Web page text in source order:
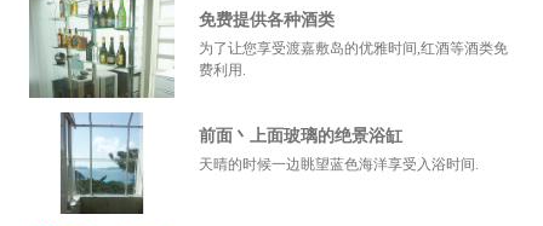
免费提供各种酒类
为了让您享受渡嘉敷岛的优雅时间,红酒等酒类免
费利用.
前面丶上面玻璃的绝景浴缸
天晴的时候一边眺望蓝色海洋享受入浴时间.